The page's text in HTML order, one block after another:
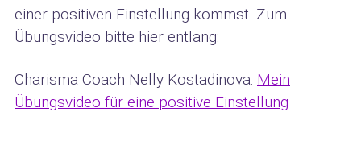
einer positiven Einstellung kommst. Zum
Übungsvideo bitte hier entlang:
Charisma Coach Nelly Kostadinova: Mein
Übungsvideo für eine positive Einstellung